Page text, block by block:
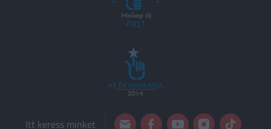
Itt keress minket